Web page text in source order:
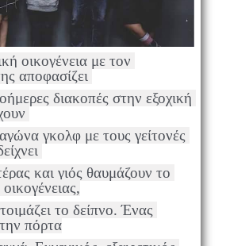
οικογένεια με τον
αποφασίζει
διακοπές στην εξοχική
γκολφ με τους γείτονές
και γιός θαυμάζουν το
πόρτα